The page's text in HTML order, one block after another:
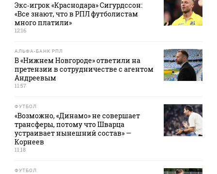
Экс‑игрок «Краснодара» Сигурдссон:
«Все знают, что в РПЛ футболистам
много платили»
12:16
АЛЬФА-БАНК РПЛ
В «Нижнем Новгороде» ответили на
претензии в сотрудничестве с агентом
Андреевым
11:57
ФУТБОЛ
«Возможно, «Динамо» не совершает
трансферы, потому что Шварца
устраивает нынешний состав» —
Корнеев
11:18
ФУТБОЛ